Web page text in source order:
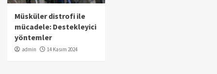
Müsküler distrofi ile
mücadele: Destekleyici
yöntemler
admin 14 Kasım 2024